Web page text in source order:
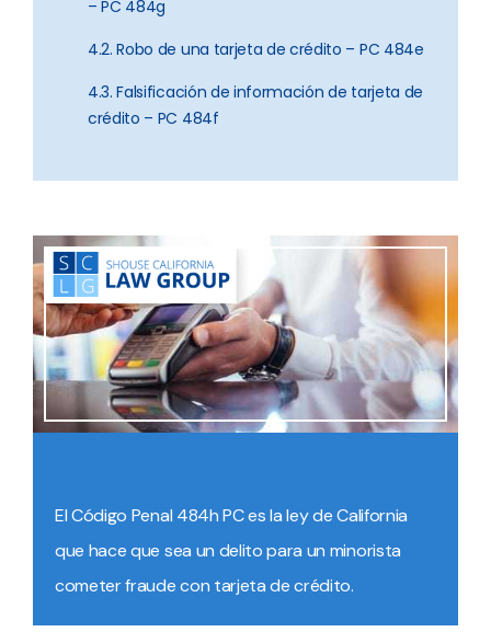
– PC 484g
4.2. Robo de una tarjeta de crédito – PC 484e
4.3. Falsificación de información de tarjeta de
crédito – PC 484f
El Código Penal 484h PC es la ley de California
que hace que sea un delito para un minorista
cometer fraude con tarjeta de crédito.